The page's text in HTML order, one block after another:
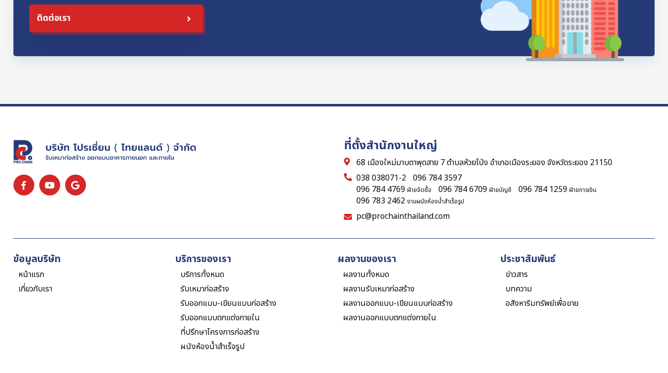
ติดต่อเรา
ที่ตั้งสำนักงานใหญ่
68 เมืองใหม่มาบตาพุดสาย 7 ตำบลห้วยโป่ง อำเภอเมืองระยอง จังหวัดระยอง 21150
038 038071-2 096 784 3597
096 784 4769 ฝ่ายจัดซื้อ 096 784 6709 ฝ่ายบัญชี 096 784 1259 ฝ่ายการเงิน
096 783 2462 งานผนังห้องน้ำสำเร็จรูป
pc@prochainthailand.com
ข้อมูลบริษัท
หน้าแรก
เกี่ยวกับเรา
บริการของเรา
บริการทั้งหมด
รับเหมาก่อสร้าง
รับออกแบบ-เขียนแบบก่อสร้าง
รับออกแบบตกแต่งภายใน
ที่ปรึกษาโครงการก่อสร้าง
ผนังห้องน้ำสำเร็จรูป
ผลงานของเรา
ผลงานทั้งหมด
ผลงานรับเหมาก่อสร้าง
ผลงานออกแบบ-เขียนแบบก่อสร้าง
ผลงานออกแบบตกแต่งภายใน
ประชาสัมพันธ์
ข่าวสาร
บทความ
อสังหาริมทรัพย์เพื่อขาย